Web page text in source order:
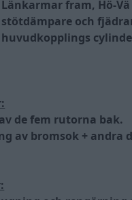
fram, Hö-Vä
stötdämpare och
huvudkopplings
de fem rutorna bak.
av bromsok + andra